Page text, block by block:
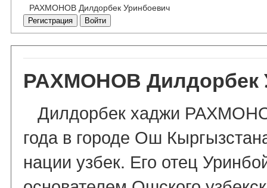
РАХМОНОВ Дилдорбек Уринбоевич
Регистрация Войти
РАХМОНОВ Дилдорбек
Дилдорбек хаджи
года в городе Ош
нации узбек. Его отец